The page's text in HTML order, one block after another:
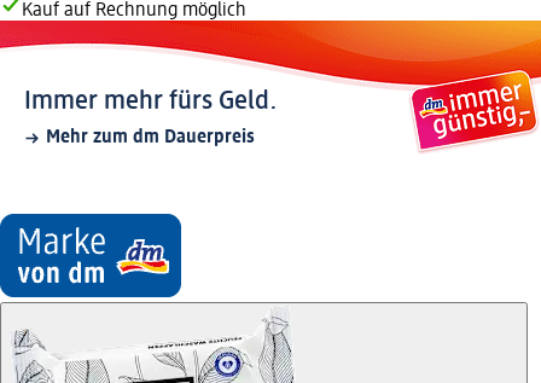
Kauf auf Rechnung möglich
Immer mehr fürs Geld.
Mehr zum dm Dauerpreis